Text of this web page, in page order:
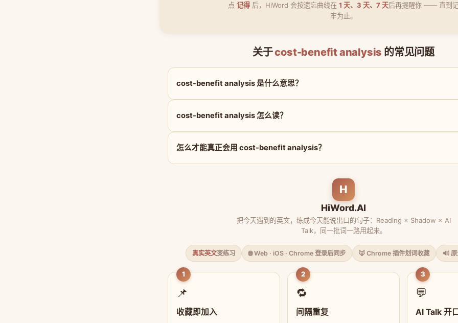
点 记得 后，HiWord 会按遗忘曲线在 1 天、3 天、7 天后再提醒你 —— 直到
牢为止。
关于cost-benefit analysis 的常见问题
cost-benefit analysis 是什么意思？
cost-benefit analysis 怎么读？
怎么才能真正会用 cost-benefit analysis？
H
HiWord.AI
把今天遇到的英文，练成今天能说出口的句子：Reading × Shadow × AI
Talk，同一批词一路用起来。
真实英文变练习 🌐 Web · iOS · Chrome 登录后同步 🦊 Chrome 插件划词收藏 🔊
1
📌
收藏即加入
2
🔁
间隔重复
3
💬
AI Talk 开